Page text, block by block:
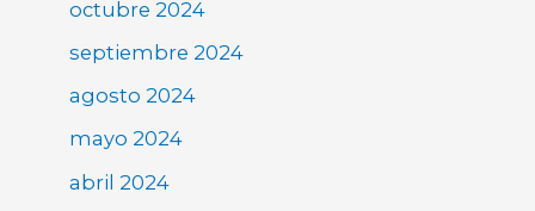
octubre 2024
septiembre 2024
agosto 2024
mayo 2024
abril 2024